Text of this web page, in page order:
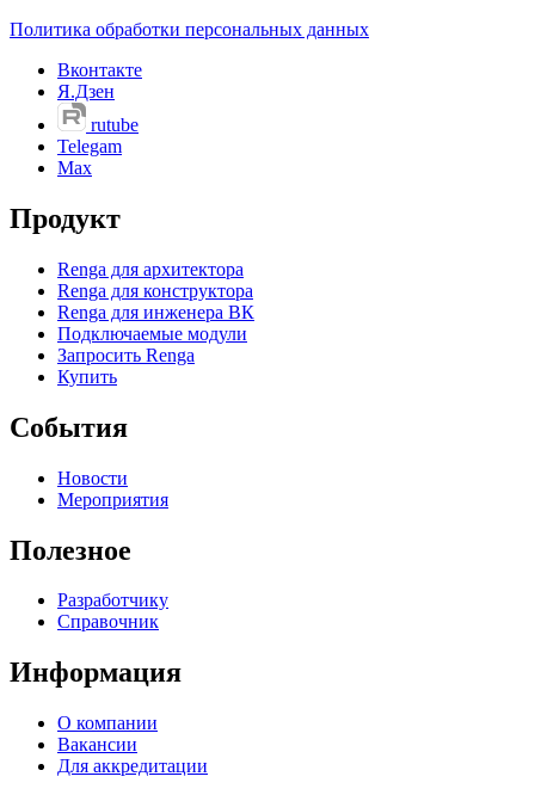
Политика обработки персональных данных
Вконтакте
Я.Дзен
rutube
Telegam
Max
Продукт
Renga для архитектора
Renga для конструктора
Renga для инженера ВК
Подключаемые модули
Запросить Renga
Купить
События
Новости
Мероприятия
Полезное
Разработчику
Справочник
Информация
О компании
Вакансии
Для аккредитации